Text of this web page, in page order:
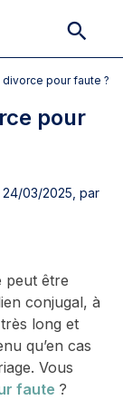
divorce pour faute ?
pour
24/03/2025, par
peut être
conjugal, à
long et
qu’en cas
Vous
faute ?